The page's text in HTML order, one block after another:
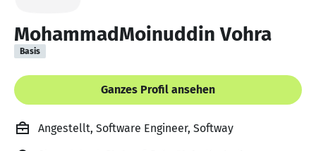
MohammadMoinuddin Vohra
Basis
Ganzes Profil ansehen
Angestellt, Software Engineer, Softway